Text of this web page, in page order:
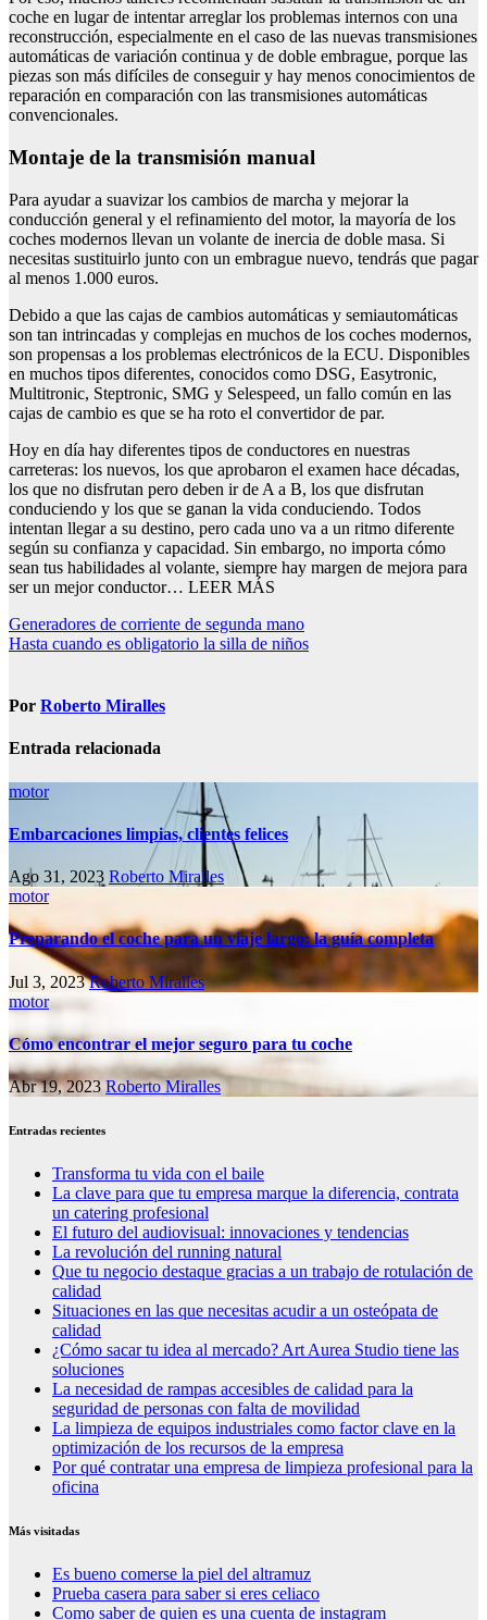
coche en lugar de intentar arreglar los problemas internos con una
reconstrucción, especialmente en el caso de las nuevas transmisiones
automáticas de variación continua y de doble embrague, porque las
piezas son más difíciles de conseguir y hay menos conocimientos de
reparación en comparación con las transmisiones automáticas
convencionales.
Montaje de la transmisión manual
Para ayudar a suavizar los cambios de marcha y mejorar la
conducción general y el refinamiento del motor, la mayoría de los
coches modernos llevan un volante de inercia de doble masa. Si
necesitas sustituirlo junto con un embrague nuevo, tendrás que pagar
al menos 1.000 euros.
Debido a que las cajas de cambios automáticas y semiautomáticas
son tan intrincadas y complejas en muchos de los coches modernos,
son propensas a los problemas electrónicos de la ECU. Disponibles
en muchos tipos diferentes, conocidos como DSG, Easytronic,
Multitronic, Steptronic, SMG y Selespeed, un fallo común en las
cajas de cambio es que se ha roto el convertidor de par.
Hoy en día hay diferentes tipos de conductores en nuestras
carreteras: los nuevos, los que aprobaron el examen hace décadas,
los que no disfrutan pero deben ir de A a B, los que disfrutan
conduciendo y los que se ganan la vida conduciendo. Todos
intentan llegar a su destino, pero cada uno va a un ritmo diferente
según su confianza y capacidad. Sin embargo, no importa cómo
sean tus habilidades al volante, siempre hay margen de mejora para
ser un mejor conductor… LEER MÁS
Navegación
de
Generadores de corriente de segunda mano
Hasta cuando es obligatorio la silla de niños
Por Roberto Miralles
Entrada relacionada
motor
Embarcaciones limpias, clientes felices
Ago 31, 2023 Roberto Miralles
motor
Preparando el coche para un viaje largo: la guía completa
Jul 3, 2023Roberto Miralles
motor
Cómo encontrar el mejor seguro para tu coche
Abr 19, 2023Roberto Miralles
Entradas recientes
Transforma tu vida con el baile
La clave para que tu empresa marque la diferencia, contrata
un catering profesional
El futuro del audiovisual: innovaciones y tendencias
La revolución del running natural
Que tu negocio destaque gracias a un trabajo de rotulación de
calidad
Situaciones en las que necesitas acudir a un osteópata de
calidad
¿Cómo sacar tu idea al mercado? Art Aurea Studio tiene las
soluciones
La necesidad de rampas accesibles de calidad para la
seguridad de personas con falta de movilidad
La limpieza de equipos industriales como factor clave en la
optimización de los recursos de la empresa
Por qué contratar una empresa de limpieza profesional para la
oficina
Más visitadas
Es bueno comerse la piel del altramuz
Prueba casera para saber si eres celiaco
Como saber de quien es una cuenta de instagram